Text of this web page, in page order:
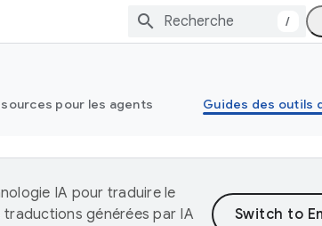
/
pour les agents Guides des outils
IA pour traduire le
générées par IA